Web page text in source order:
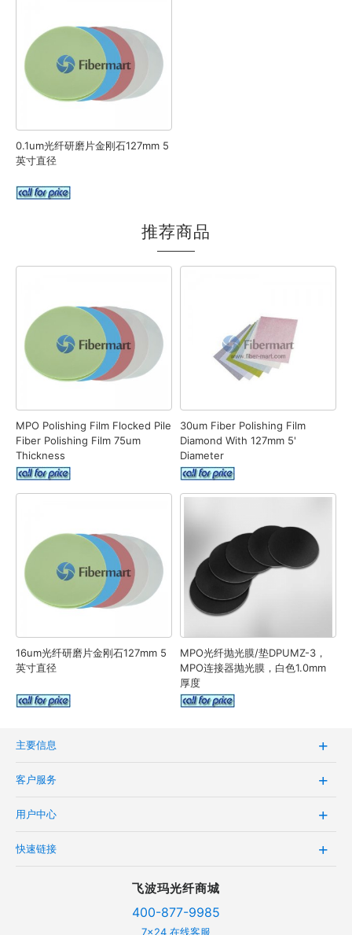
0.1um光纤研磨片金刚石127mm 5
英寸直径
推荐商品
MPO Polishing Film Flocked Pile
Fiber Polishing Film 75um
Thickness
30um Fiber Polishing Film
Diamond With 127mm 5'
Diameter
16um光纤研磨片金刚石127mm 5
英寸直径
MPO光纤抛光膜/垫DPUMZ-3，
MPO连接器抛光膜，白色1.0mm
厚度
主要信息
客户服务
用户中心
快速链接
飞波玛光纤商城
400-877-9985
7x24 在线客服